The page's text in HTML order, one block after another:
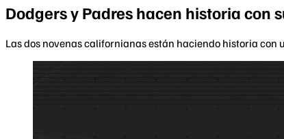
Dodgers y Padres hacen historia con
Las dos novenas californianas están haciendo historia